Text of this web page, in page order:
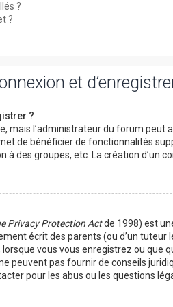
?
?
et
?
mais l’administrateur du forum peut
de bénéficier de fonctionnalités
à des groupes, etc. La création d’un
Privacy Protection Actde 1998) est
écrit des parents (ou d’un tuteur
lorsque vous vous enregistrez ou
peuvent pas fournir de conseils
pour les abus ou les questions